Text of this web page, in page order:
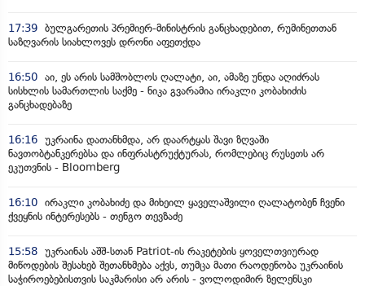
17:39 ბულგარეთის პრემიერ-მინისტრის განცხადებით, რუმინეთთან
საზღვარის სიახლოვეს დრონი აფეთქდა
16:50 აი, ეს არის სამშობლოს ღალატი, აი, ამაზე უნდა აღიძრას
სისხლის სამართლის საქმე - ნიკა გვარამია ირაკლი კობახიძის
განცხადებაზე
16:16 უკრაინა დათანხმდა, არ დაარტყას შავი ზღვაში
ნავთობტანკერებსა და ინფრასტრუქტურას, რომლებიც რუსეთს არ
ეკუთვნის - Bloomberg
16:10 ირაკლი კობახიძე და მიხეილ ყაველაშვილი ღალატობენ ჩვენი
ქვეყნის ინტერესებს - თენგო თევზაძე
15:58 უკრაინას აშშ-სთან Patriot-ის რაკეტების ყოველთვიურად
მიწოდების შესახებ შეთანხმება აქვს, თუმცა მათი რაოდენობა უკრაინის
საჭიროებებისთვის საკმარისი არ არის - ვოლოდიმირ ზელენსკი